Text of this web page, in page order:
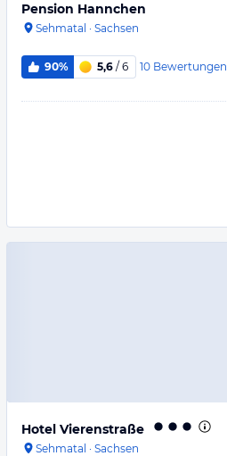
Pension Hannchen
Sehmatal · Sachsen
90% 5,6 / 6 10 Bewertungen
Hotel Vierenstraße
Sehmatal · Sachsen